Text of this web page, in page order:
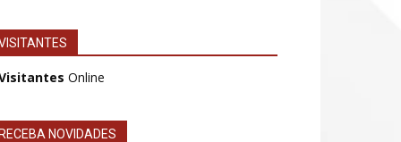
Online
NOVIDADES